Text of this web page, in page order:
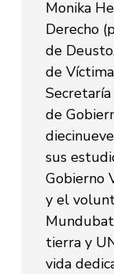
Monika
Derecho
de
de
de
sus
Gobierno
y el
tierra y
vida